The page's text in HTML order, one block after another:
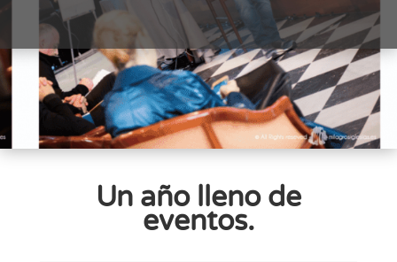
Un año lleno de
eventos.